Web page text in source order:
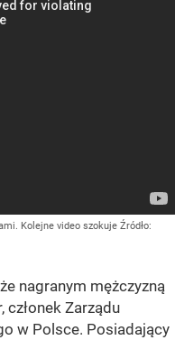
Kolejne video szokuje Źródło:
nagranym mężczyzną
członek Zarządu
w Polsce. Posiadający